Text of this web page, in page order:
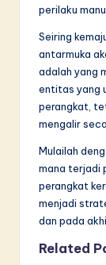
perilaku
Seiring
antarmuka
adalah yang
entitas yang
perangkat,
mengalir
Mulailah
mana terjadi
perangkat
menjadi
dan pada
Related